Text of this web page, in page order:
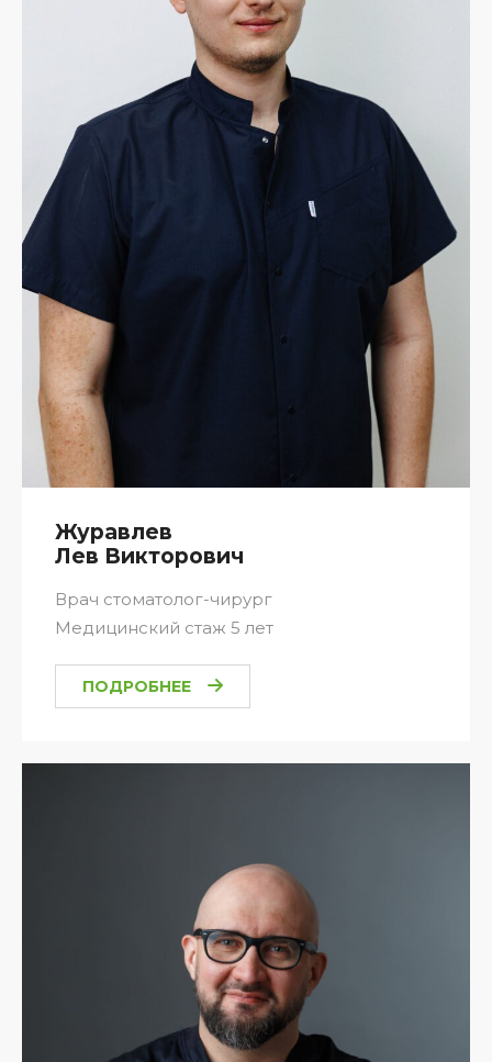
Журавлев
Лев Викторович
Врач стоматолог-чирург
Медицинский стаж 5 лет
ПОДРОБНЕЕ